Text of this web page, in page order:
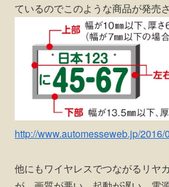
ているのでこのような商品が発売
http://www.automesseweb.jp/2016/
他にもワイヤレスでつながるリヤ